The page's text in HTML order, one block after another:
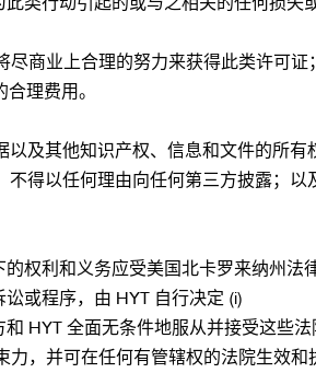
商业上合理的努力来获得此类许可证
理费用。
及其他知识产权、信息和文件的所有
得以任何理由向任何第三方披露；以
权利和义务应受美国北卡罗来纳州法律
或程序，由 HYT 自行决定 (i)
HYT 全面无条件地服从并接受这些
，并可在任何有管辖权的法院生效和